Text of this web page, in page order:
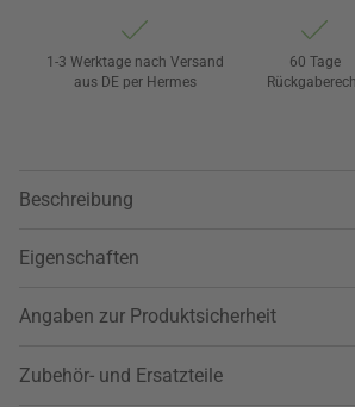
1-3 Werktage nach Versand
aus DE per Hermes
60 Tage
Beschreibung
Eigenschaften
Angaben zur Produktsicherheit
Zubehör- und Ersatzteile